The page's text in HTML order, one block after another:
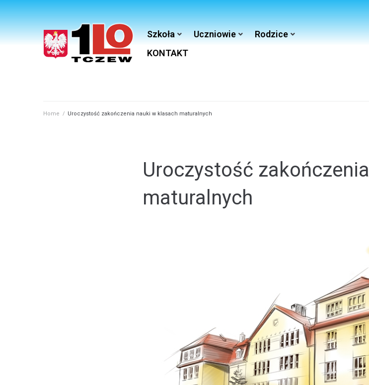
Szkoła Uczniowie
Rodzice
KONTAKT
Home / Uroczystość zakończenia nauki w klasach maturalnych
Uroczystość
maturalnych